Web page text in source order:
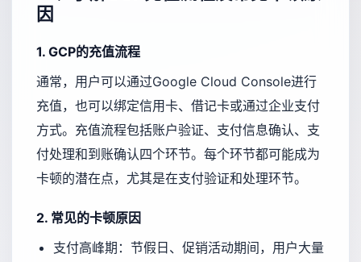
因
1. GCP的充值流程
通常，用户可以通过Google Cloud Console进行
充值，也可以绑定信用卡、借记卡或通过企业支付
方式。充值流程包括账户验证、支付信息确认、支
付处理和到账确认四个环节。每个环节都可能成为
卡顿的潜在点，尤其是在支付验证和处理环节。
2. 常见的卡顿原因
支付高峰期：节假日、促销活动期间，用户大量